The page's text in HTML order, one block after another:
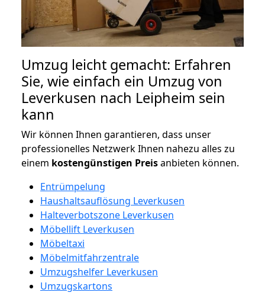
Umzug leicht gemacht: Erfahren
Sie, wie einfach ein Umzug von
Leverkusen nach Leipheim sein
kann
Wir können Ihnen garantieren, dass unser
professionelles Netzwerk Ihnen nahezu alles zu
einem kostengünstigen Preisanbieten können.
Entrümpelung
Haushaltsauflösung Leverkusen
Halteverbotszone Leverkusen
Möbellift Leverkusen
Möbeltaxi
Möbelmitfahrzentrale
Umzugshelfer Leverkusen
Umzugskartons